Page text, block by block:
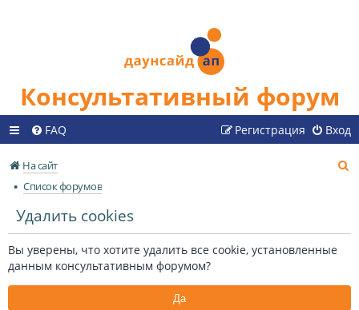
Консультативный форум
FAQ Вход
Регистрация
На сайт
Список форумов
Удалить cookies
Вы уверены, что хотите удалить все cookie, установленные
данным консультативным форумом?